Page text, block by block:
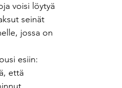
voisi löytyä
seinät
jossa on
esiin:
että